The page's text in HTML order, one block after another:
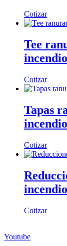
Cotizar
Tee
incendio
Cotizar
Tapas
incendio
Cotizar
incendio
Cotizar
Youtube